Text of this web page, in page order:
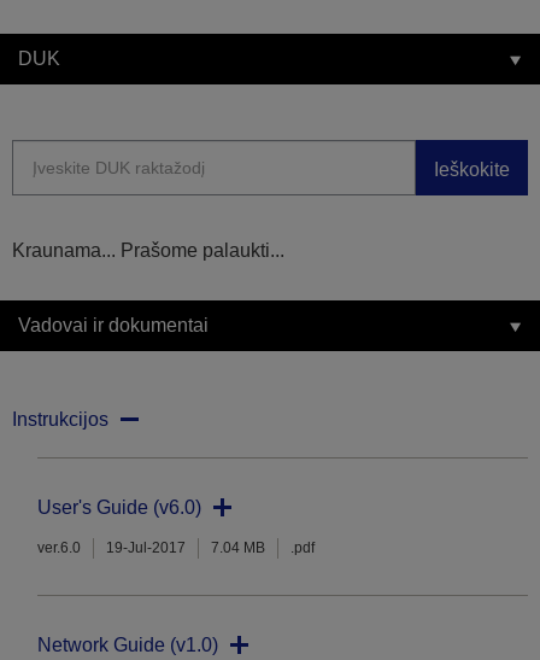
DUK
Ieškokite
Kraunama... Prašome palaukti...
Vadovai ir dokumentai
Instrukcijos
User's Guide (v6.0)
ver.6.0 19-Jul-2017 7.04 MB .pdf
Network Guide (v1.0)